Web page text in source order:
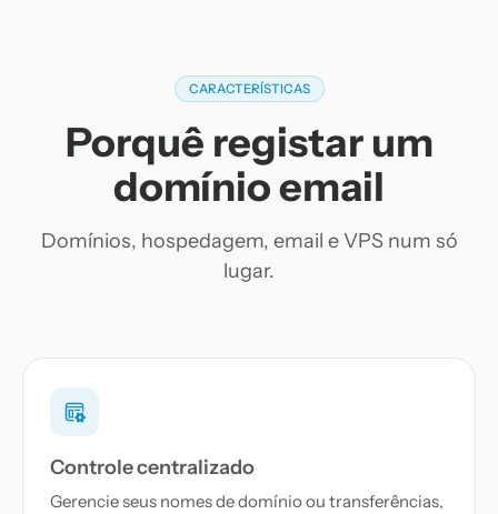
CARACTERÍSTICAS
Porquê registar um
domínio email
Domínios, hospedagem, email e VPS num só
lugar.
Controle centralizado
Gerencie seus nomes de domínio ou transferências,